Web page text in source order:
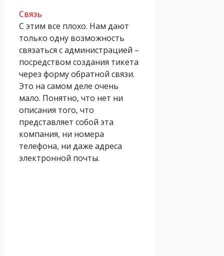
Связь
С этим все плохо. Нам дают
только одну возможность
связаться с администрацией –
посредством создания тикета
через форму обратной связи.
Это на самом деле очень
мало. Понятно, что нет ни
описания того, что
представляет собой эта
компания, ни номера
телефона, ни даже адреса
электронной почты.